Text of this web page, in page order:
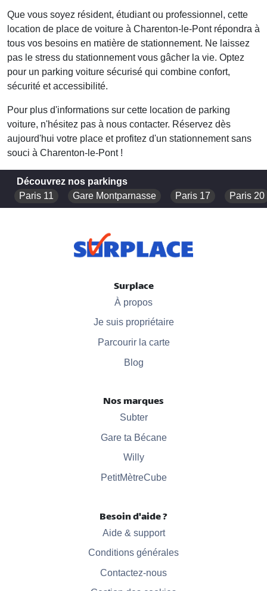
Que vous soyez résident, étudiant ou professionnel, cette
location de place de voiture à Charenton-le-Pont répondra à
tous vos besoins en matière de stationnement. Ne laissez
pas le stress du stationnement vous gâcher la vie. Optez
pour un parking voiture sécurisé qui combine confort,
sécurité et accessibilité.
Pour plus d'informations sur cette location de parking
voiture, n'hésitez pas à nous contacter. Réservez dès
aujourd'hui votre place et profitez d'un stationnement sans
souci à Charenton-le-Pont !
Découvrez nos parkings
Paris 11
Gare Montparnasse Paris 17 Paris 20
Surplace
À propos
Je suis propriétaire
Parcourir la carte
Blog
Nos marques
Subter
Gare ta Bécane
Willy
PetitMètreCube
Besoin d'aide ?
Aide & support
Conditions générales
Contactez-nous